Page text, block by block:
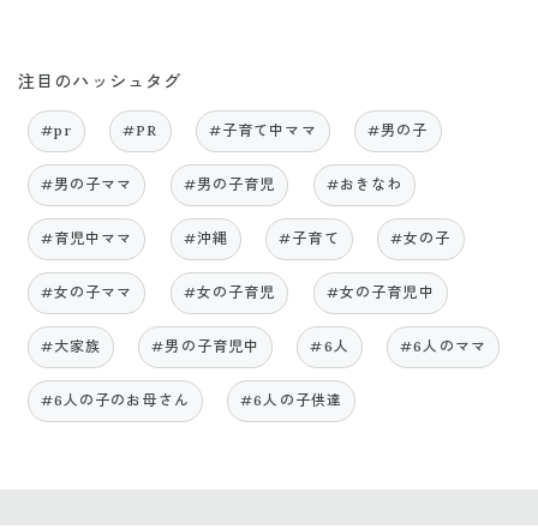
注目のハッシュタグ
#pr #PR #子育て中ママ #男の子
#男の子ママ #男の子育児 #おきなわ
#育児中ママ #沖縄 #子育て #女の子
#女の子ママ #女の子育児 #女の子育児中
#大家族 #男の子育児中 #6人 #6人のママ
#6人の子のお母さん #6人の子供達